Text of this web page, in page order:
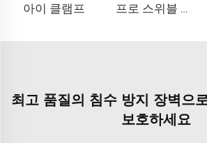
아이 클램프 프로 스위블 클램프
최고 품질의 침수 방지 장벽으
보호하세요